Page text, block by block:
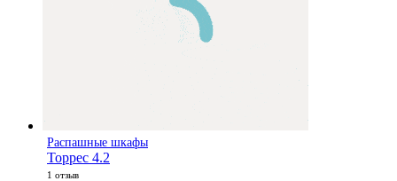
Распашные шкафы
Торрес 4.2
1 отзыв